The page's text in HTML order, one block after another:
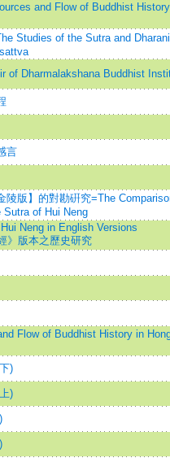
and Flow of Buddhist
Studies of the Sutra and
of Dharmalakshana Buddhist
言
陵版】的對勘硏究=The
Sutra of Hui Neng
Neng in English Versions
》版本之歷史研究
Flow of Buddhist History in
)
)